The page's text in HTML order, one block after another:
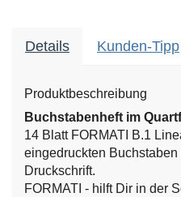
Details Kunden-Tipp
Produktbeschreibung
Buchstabenheft im
14 Blatt FORMATI B.1
eingedruckten
Druckschrift.
FORMATI - hilft Dir in der